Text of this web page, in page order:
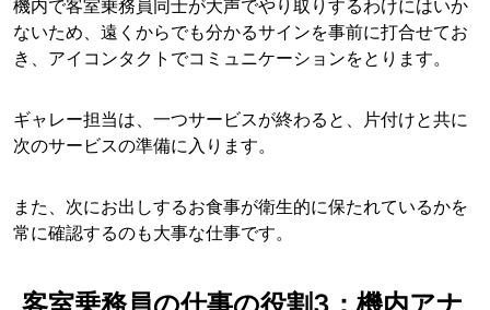
機内で客室乗務員同士が大声でやり取りするわけにはいか
ないため、遠くからでも分かるサインを事前に打合せてお
き、アイコンタクトでコミュニケーションをとります。
ギャレー担当は、一つサービスが終わると、片付けと共に
次のサービスの準備に入ります。
また、次にお出しするお食事が衛生的に保たれているかを
常に確認するのも大事な仕事です。